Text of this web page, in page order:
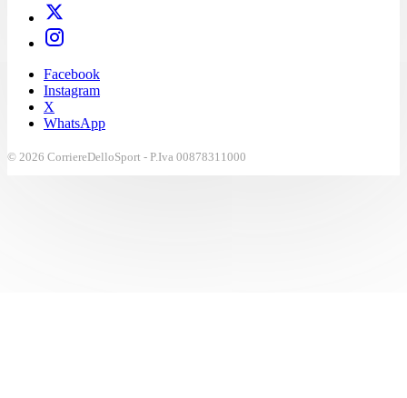
Facebook
Instagram
X
WhatsApp
© 2026 CorriereDelloSport - P.Iva 00878311000